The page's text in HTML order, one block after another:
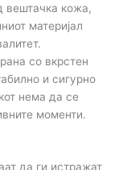
вештачка кожа,
материјал
со вкрстен
и сигурно
нема да се
моменти.
да ги истражат